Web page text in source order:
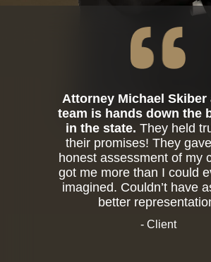
Attorney Michael Skiber
team is hands down the
in the state. They held
their promises! They
honest assessment of my
got me more than I could
imagined. Couldn’t have
better
- Client